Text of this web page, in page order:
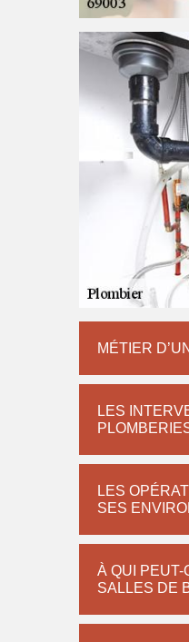
MÉTIER
LES
LES
SES
À QUI
SALLES DE